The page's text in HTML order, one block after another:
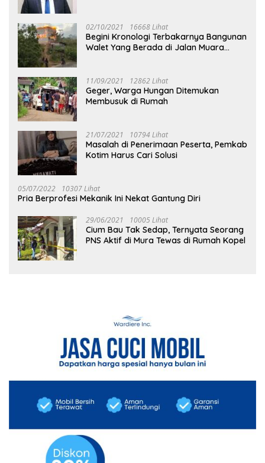
02/10/2021 16668 Lihat
Begini Kronologi Terbakarnya Bangunan
Walet Yang Berada di Jalan Muara
11/09/2021 12862 Lihat
Geger, Warga Hungan Ditemukan
Membusuk di Rumah
21/07/2021 10794 Lihat
Masalah di Penerimaan Peserta, Pemkab
Kotim Harus Cari Solusi
05/07/2022 10307 Lihat
Pria Berprofesi Mekanik Ini Nekat Gantung Diri
29/06/2021 10005 Lihat
Cium Bau Tak Sedap, Ternyata Seorang
PNS Aktif di Mura Tewas di Rumah Kopel